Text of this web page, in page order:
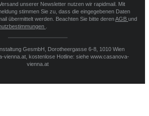
unserer Newsletter nutzen wir rapidmail. Mit
stimmen Sie zu, dass die eingegebenen Daten
übermittelt werden. Beachten Sie bitte derenAGB und
GesmbH, Dorotheergasse 6-8, 1010 Wien
vienna.at, kostenlose Hotline: siehe www.casanova-
vienna.at